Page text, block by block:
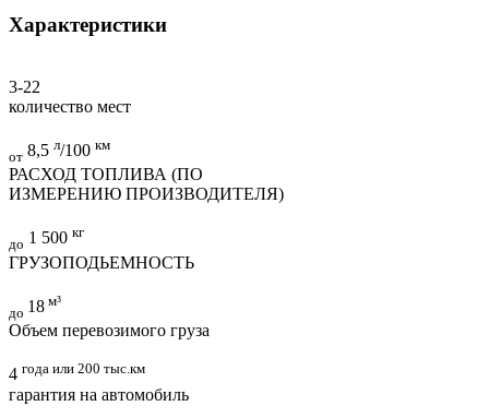
Характеристики
3-22
количество мест
от 8,5 л/100 км
РАСХОД ТОПЛИВА (ПО
ИЗМЕРЕНИЮ ПРОИЗВОДИТЕЛЯ)
до 1 500 кг
ГРУЗОПОДЬЕМНОСТЬ
до 18 м³
Объем перевозимого груза
4 года или 200 тыс.км
гарантия на автомобиль